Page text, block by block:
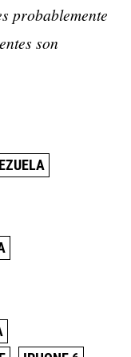
probablemente
son